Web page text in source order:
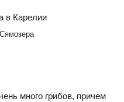
много грибов, причем